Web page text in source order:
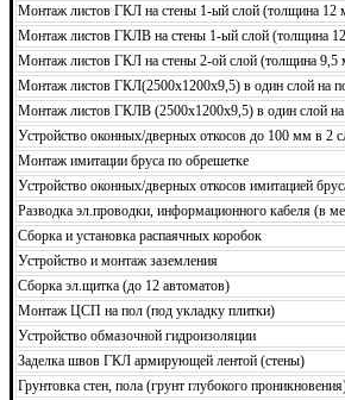
Монтаж листов ГКЛ на стены 1-ый слой (толщина 12
Монтаж листов ГКЛВ на стены 1-ый слой (толщина
Монтаж листов ГКЛ на стены 2-ой слой (толщина 9,5
Монтаж листов ГКЛ(2500х1200х9,5) в один слой на
Монтаж листов ГКЛВ (2500х1200х9,5) в один слой на
Устройство оконных/дверных откосов до 100 мм в 2
Монтаж имитации бруса по обрешетке
Устройство оконных/дверных откосов имитацией
Разводка эл.проводки, информационного кабеля (в
Сборка и установка распаячных коробок
Устройство и монтаж заземления
Сборка эл.щитка (до 12 автоматов)
Монтаж ЦСП на пол (под укладку плитки)
Устройство обмазочной гидроизоляции
Заделка швов ГКЛ армирующей лентой (стены)
Грунтовка стен, пола (грунт глубокого